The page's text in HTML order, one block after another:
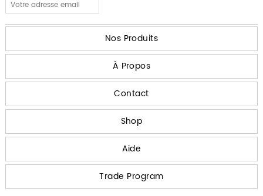
Nos Produits
À Propos
Contact
Shop
Aide
Trade Program